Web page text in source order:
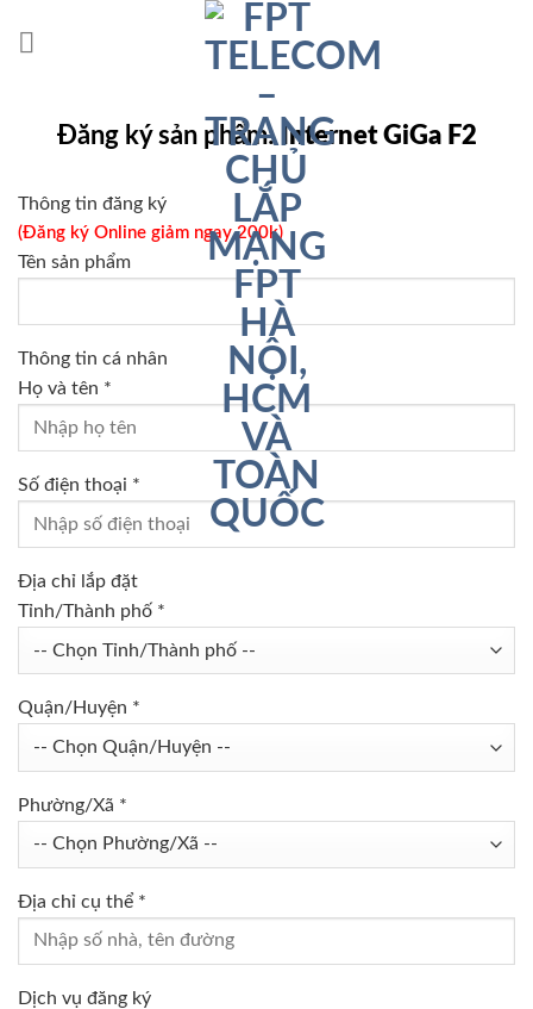
Đăng ký sản phẩm: Internet GiGa F2
Thông tin đăng ký
(Đăng ký Online giảm ngay 200k)
Tên sản phẩm
Thông tin cá nhân
Họ và tên *
Số điện thoại *
Địa chỉ lắp đặt
Tỉnh/Thành phố *
Quận/Huyện *
Phường/Xã *
Địa chỉ cụ thể *
Dịch vụ đăng ký